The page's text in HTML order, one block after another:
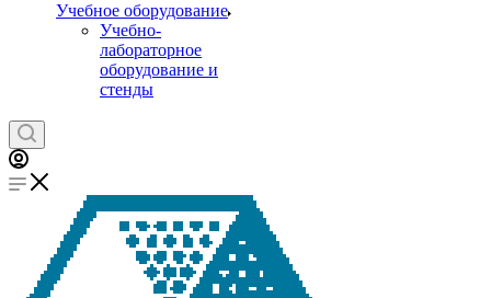
Учебное оборудование
Учебно-
лабораторное
оборудование и
стенды